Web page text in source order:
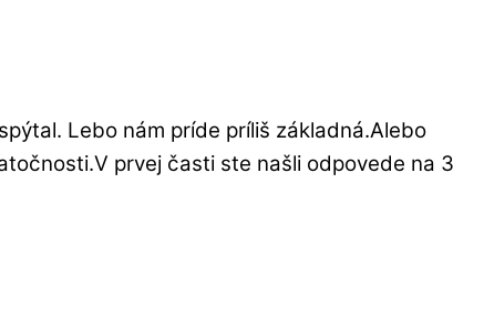
Lebo nám príde príliš základná.Alebo
prvej časti ste našli odpovede na 3